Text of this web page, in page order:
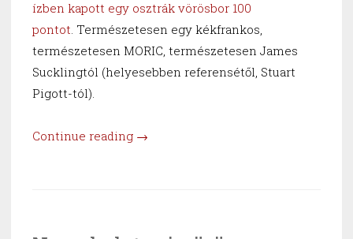
ízben kapott egy osztrák vörösbor 100
pontot. Természetesen egy kékfrankos,
természetesen MORIC, természetesen James
Sucklingtól (helyesebben referensétől, Stuart
Pigott-tól).
Continue reading “Ég
→